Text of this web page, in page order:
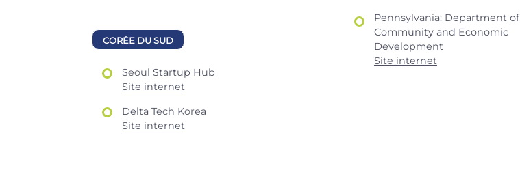
CORÉE DU SUD
Seoul Startup Hub
Site internet
Delta Tech Korea
Site internet
Pennsylvania: Department of
Community and Economic
Development
Site internet